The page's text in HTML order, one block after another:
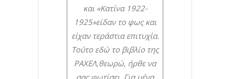
και «Κατίνα 1922-
1925»είδαν το φως και
είχαν τεράστια επιτυχία.
Τούτο εδώ το βιβλίο της
ΡΑΧΕΛ,θεωρώ, ήρθε να
σας φωτίσει. Για μένα